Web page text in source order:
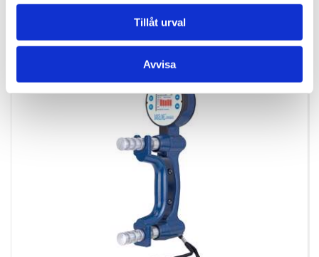
Tillåt urval
Avvisa
Lägg i varukorg